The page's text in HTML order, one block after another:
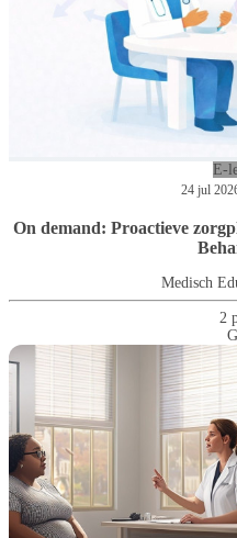
E-
24 jul
On demand: Proactieve
Medisch
2